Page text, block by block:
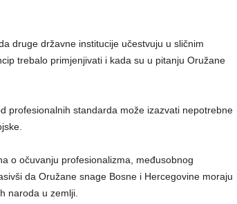
druge državne institucije učestvuju u sličnim
trebalo primjenjivati i kada su u pitanju Oružane
profesionalnih standarda može izazvati nepotrebne
o očuvanju profesionalizma, međusobnog
da Oružane snage Bosne i Hercegovine moraju
naroda u zemlji.